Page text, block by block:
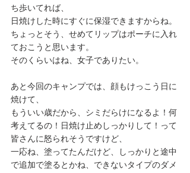
ち歩いてれば、
日焼けした時にすぐに保湿できますからね。
ちょっとそう、せめてリップはポーチに入れ
ておこうと思います。
そのくらいはね、女子でありたい。
あと今回のキャンプでは、顔もけっこう日に
焼けて、
もういい歳だから、シミだらけになるよ！何
考えてるの！日焼け止めしっかりして！って
皆さんに怒られそうですけど、
一応ね、塗ってたんだけど、しっかりと途中
で追加で塗るとかね、できないタイプのダメ